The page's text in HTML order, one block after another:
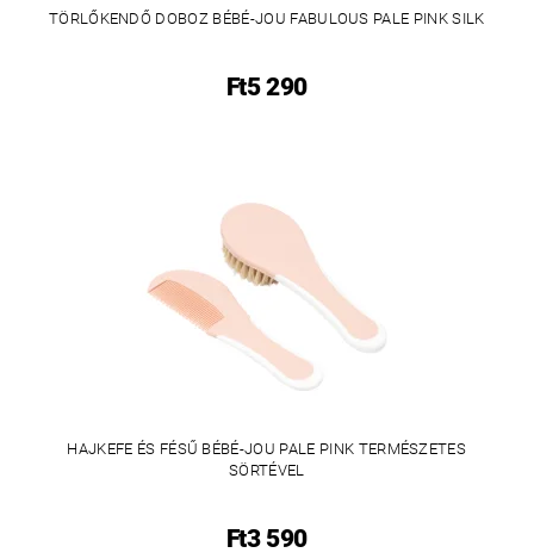
TÖRLŐKENDŐ DOBOZ BÉBÉ-JOU FABULOUS PALE PINK SILK
Ft5 290
HAJKEFE ÉS FÉSŰ BÉBÉ-JOU PALE PINK TERMÉSZETES
SÖRTÉVEL
Ft3 590